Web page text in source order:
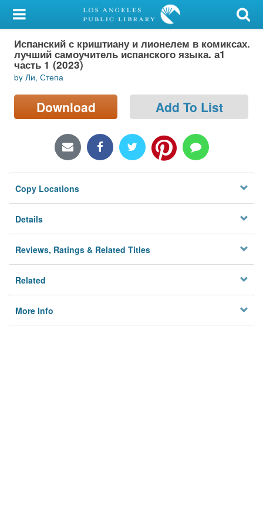
My Account
Library Card
Sign In
Search
Locations/Hours (external
Privacy
Испанский с криштиану и лионелем в комиксах.
лучший самоучитель испанского языка. а1
часть 1 (2023)
by Ли, Степа
Download Add To List
Copy Locations
Details
Reviews, Ratings & Related Titles
Related
More Info